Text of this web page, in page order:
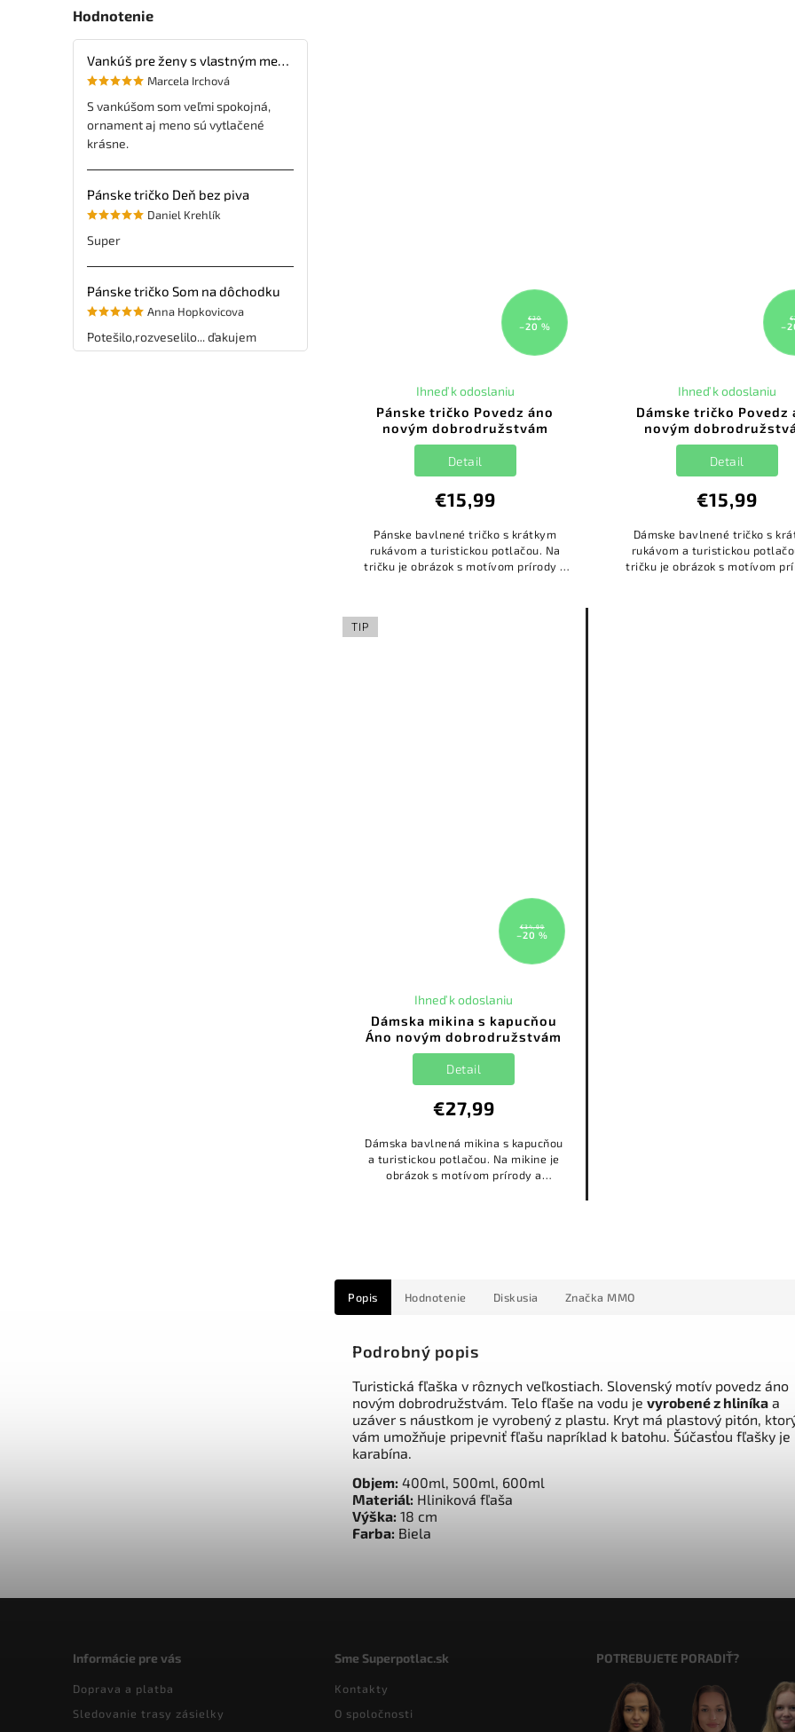
Hodnotenie
Marcela Irchová
S vankúšom som veľmi spokojná,
ornament aj meno sú vytlačené
krásne.
Pánske tričko Deň bez piva
Daniel Krehlík
Super
Pánske tričko Som na dôchodku
Anna Hopkovicova
Potešilo,rozveselilo... ďakujem
€20
–20 %
Pánske tričko Povedz áno
novým dobrodružstvám
Ihneď k odoslaniu
€15,99
Detail
Pánske bavlnené tričko s krátkym
rukávom a turistickou potlačou. Na
tričku je obrázok s motívom prírody a
Dámske tričko Povedz
novým
Ihneď k odoslaniu
€15,99
Detail
Dámske bavlnené tričko s
rukávom a turistickou
tričku je obrázok s motívom
TIP
€34,99
–20 %
Dámska mikina s kapucňou
Áno novým dobrodružstvám
Ihneď k odoslaniu
€27,99
Detail
Dámska bavlnená mikina s kapucňou
a turistickou potlačou. Na mikine je
obrázok s motívom prírody a
Popis Hodnotenie Diskusia Značka MMO
Podrobný popis
Turistická fľaška v rôznych veľkostiach. Slovenský motív povedz áno
novým dobrodružstvám. Telo fľaše na vodu je vyrobené z hliníka a
uzáver s náustkom je vyrobený z plastu. Kryt má plastový pitón,
vám umožňuje pripevniť fľašu napríklad k batohu. Šúčasťou fľašky je
karabína.
Objem: 400ml, 500ml, 600ml
Materiál: Hliniková fľaša
Výška: 18 cm
Farba: Biela
Informácie pre vás
Doprava a platba
Sledovanie trasy zásielky
Sme Superpotlac.sk
Kontakty
O spoločnosti
POTREBUJETE PORADIŤ?